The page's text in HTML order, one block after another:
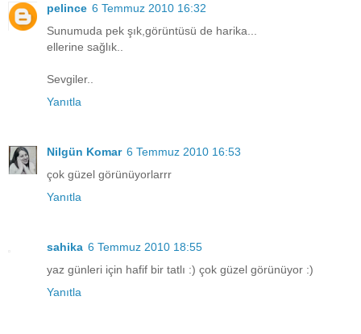
pelince 6 Temmuz 2010 16:32
Sunumuda pek şık,görüntüsü de harika...
ellerine sağlık..
Sevgiler..
Yanıtla
Nilgün Komar 6 Temmuz 2010 16:53
çok güzel görünüyorlarrr
Yanıtla
sahika 6 Temmuz 2010 18:55
yaz günleri için hafif bir tatlı :) çok güzel görünüyor :)
Yanıtla